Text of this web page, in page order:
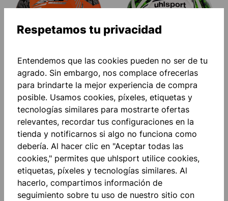
SALA CLASSIC FÚTBOL
30,00 €*
NIFL MATCH 25/26 #474
FÚTBOL
25,50 €*
Respetamos tu privacidad
Entendemos que las cookies pueden no ser de tu
agrado. Sin embargo, nos complace ofrecerlas
para brindarte la mejor experiencia de compra
posible. Usamos cookies, píxeles, etiquetas y
tecnologías similares para mostrarte ofertas
relevantes, recordar tus configuraciones en la
tienda y notificarnos si algo no funciona como
debería. Al hacer clic en "Aceptar todas las
cookies," permites que uhlsport utilice cookies,
etiquetas, píxeles y tecnologías similares. Al
hacerlo, compartimos información de
seguimiento sobre tu uso de nuestro sitio con